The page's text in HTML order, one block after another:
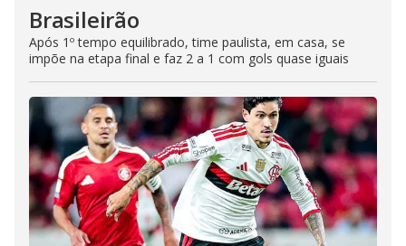
Brasileirão
Após 1º tempo equilibrado, time paulista, em casa, se
impõe na etapa final e faz 2 a 1 com gols quase iguais